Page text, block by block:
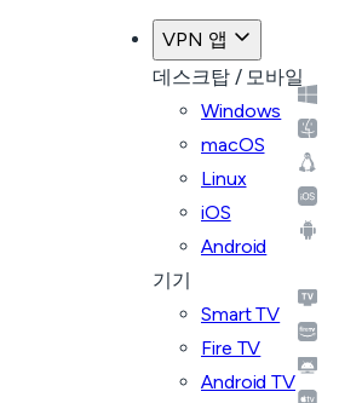
VPN 앱
데스크탑 / 모바일
Windows
macOS
Linux
iOS
Android
기기
Smart TV
Fire TV
Android TV